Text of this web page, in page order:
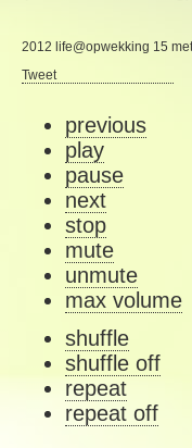
2012 life@opwekking 15
Tweet
previous
play
pause
next
stop
mute
unmute
max volume
shuffle
shuffle off
repeat
repeat off